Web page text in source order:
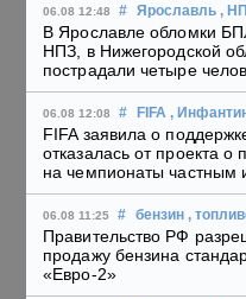
06.08 12:48 # Ярославль ,
В Ярославле обломки
НПЗ, в Нижегородской
пострадали четыре
06.08 12:08 # FIFA ,
FIFA заявила о
отказалась от проекта о
на чемпионаты частным
06.08 11:25 # бензин ,
Правительство РФ
продажу бензина
«Евро-2»